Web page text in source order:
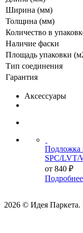
Ширина (мм)
Толщина (мм)
Количество в
Наличие фаски
Площадь упаковки
Тип соединения
Гарантия
Аксессуары
Подложка
SPC/LVT/
от 840 ₽
Подробнее
2026 © Идея